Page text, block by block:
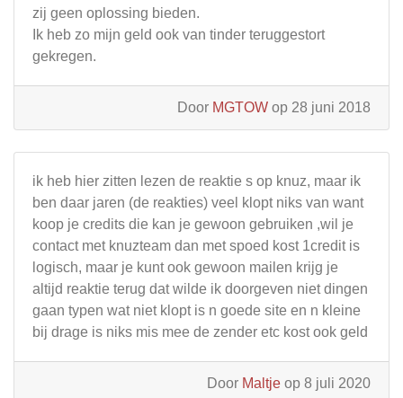
zij geen oplossing bieden.
Ik heb zo mijn geld ook van tinder teruggestort
gekregen.
Door MGTOW op 28 juni 2018
ik heb hier zitten lezen de reaktie s op knuz, maar ik
ben daar jaren (de reakties) veel klopt niks van want
koop je credits die kan je gewoon gebruiken ,wil je
contact met knuzteam dan met spoed kost 1credit is
logisch, maar je kunt ook gewoon mailen krijg je
altijd reaktie terug dat wilde ik doorgeven niet dingen
gaan typen wat niet klopt is n goede site en n kleine
bij drage is niks mis mee de zender etc kost ook geld
Door Maltje op 8 juli 2020